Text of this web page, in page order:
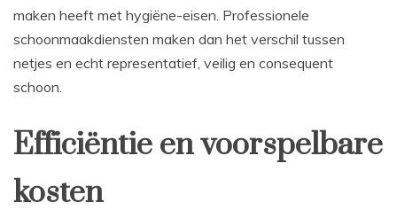
maken heeft met hygiëne-eisen. Professionele
schoonmaakdiensten maken dan het verschil tussen
netjes en echt representatief, veilig en consequent
schoon.
Efficiëntie en voorspelbare
kosten